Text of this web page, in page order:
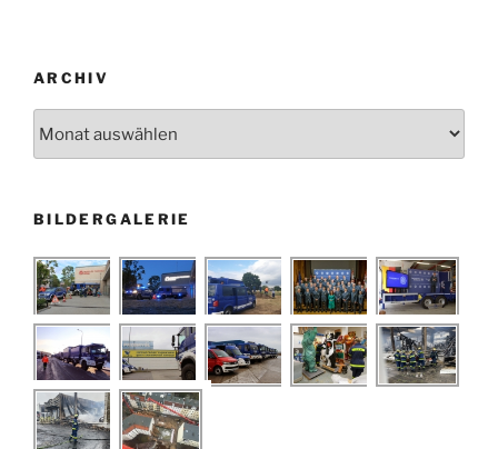
ARCHIV
BILDERGALERIE